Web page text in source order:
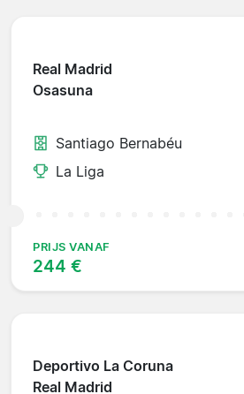
Real Madrid
Osasuna
Santiago Bernabéu
La Liga
PRIJS VANAF
244 €
Deportivo La Coruna
Real Madrid